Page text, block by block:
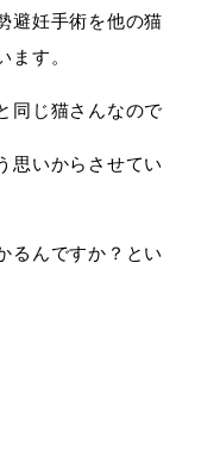
避妊手術を他の猫
ます。
同じ猫さんなので
思いからさせてい
るんですか？とい